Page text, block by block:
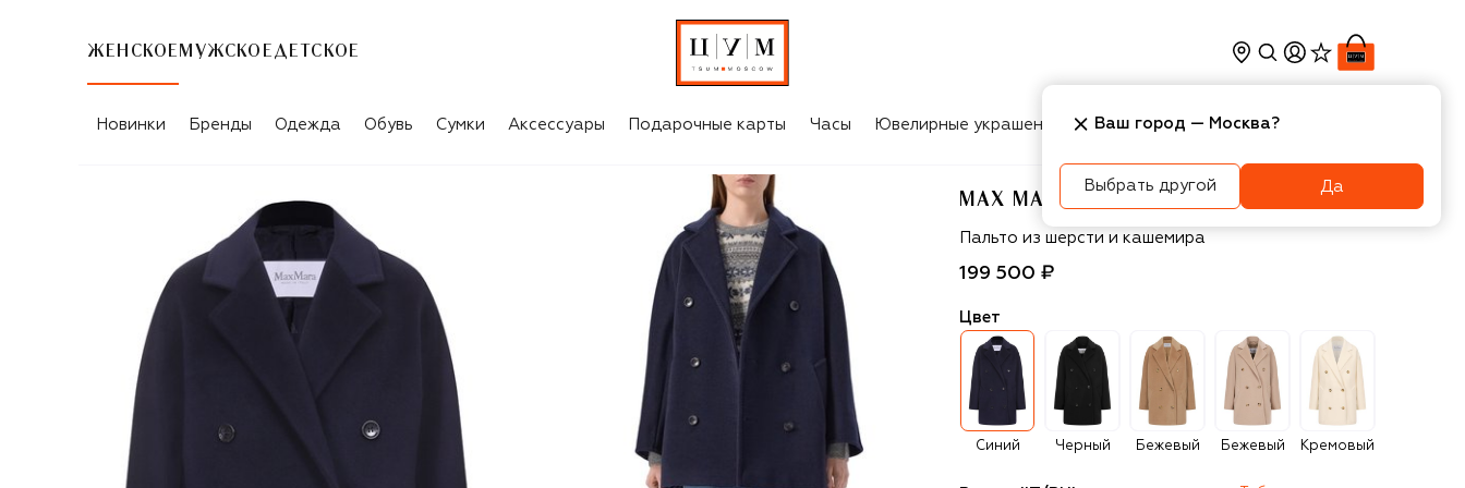
ЖЕНСКОЕ МУЖСКОЕ ДЕТСКОЕ
Новинки Бренды Одежда Обувь Сумки Аксессуары Подарочные карты Часы Ювелирные украшения Косметика Интерьер
MAX MARA
Max Mara
Пальто из шерсти и кашемира
199 500 ₽
Цвет
Синий Черный Бежевый Бежевый Кремовый
Ваш город — Москва?
Выбрать другой Да